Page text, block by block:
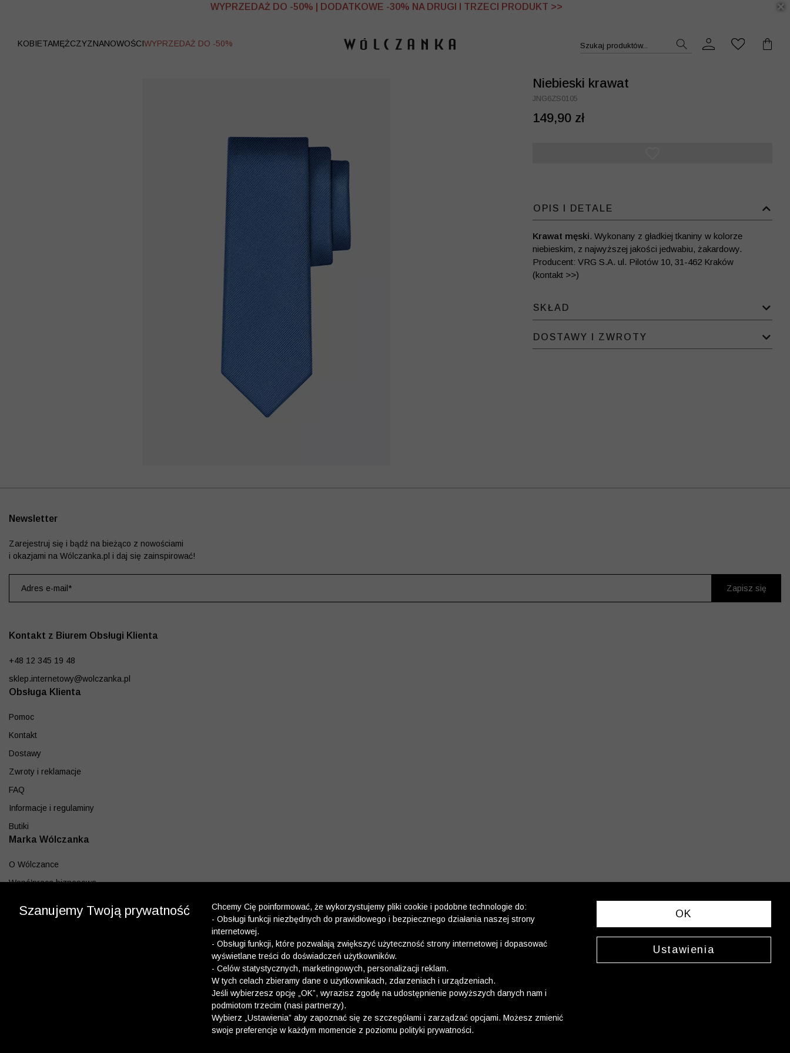
WYPRZEDAŻ DO -50% | DODATKOWE -30% NA DRUGI I TRZECI PRODUKT >>
KOBIETAMĘŻCZYZNANOWOŚCIWYPRZEDAŻ DO -50% Szukaj produktów...
Niebieski krawat
JNG6ZS0105
149,90 zł
OPIS I DETALE
Krawat męski. Wykonany z gładkiej tkaniny w kolorze
niebieskim, z najwyższej jakości jedwabiu, żakardowy.
Producent: VRG S.A. ul. Pilotów 10, 31-462 Kraków
(kontakt >>)
SKŁAD
DOSTAWY I ZWROTY
Kontakt z Biurem Obsługi Klienta
+48 12 345 19 48
sklep.internetowy@wolczanka.pl
Obsługa Klienta
Pomoc
Kontakt
Dostawy
Zwroty i reklamacje
FAQ
Informacje i regulaminy
Butiki
Marka Wólczanka
O Wólczance
Współpraca biznesowa
Program lojalnościowy
Newsletter
Zarejestruj się i bądź na bieżąco z nowościami
i okazjami na Wólczanka.pl i daj się zainspirować!
Szanujemy Twoją prywatność
Chcemy Cię poinformować, że wykorzystujemy pliki cookie i podobne technologie do:
- Obsługi funkcji niezbędnych do prawidłowego i bezpiecznego działania naszej strony
internetowej.
- Obsługi funkcji, które pozwalają zwiększyć użyteczność strony internetowej i dopasować
wyświetlane treści do doświadczeń użytkowników.
- Celów statystycznych, marketingowych, personalizacji reklam.
W tych celach zbieramy dane o użytkownikach, zdarzeniach i urządzeniach.
Jeśli wybierzesz opcję „OK”, wyrazisz zgodę na udostępnienie powyższych danych nam i
podmiotom trzecim (nasi partnerzy).
Wybierz „Ustawienia” aby zapoznać się ze szczegółami i zarządzać opcjami. Możesz zmienić
swoje preferencje w każdym momencie z poziomu polityki prywatności.
OK
Ustawienia